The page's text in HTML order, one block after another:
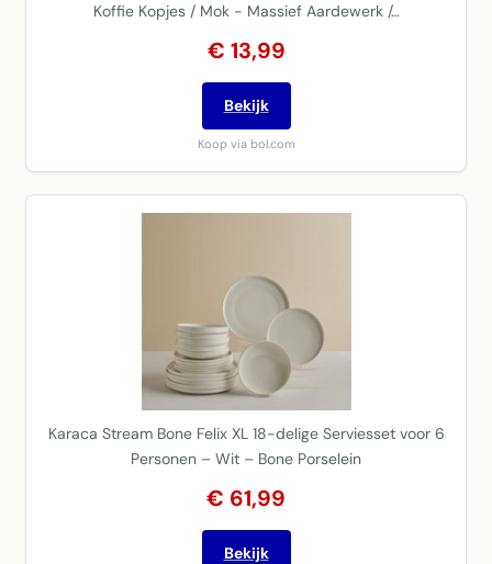
Koffie Kopjes / Mok - Massief Aardewerk /…
€ 13,99
Bekijk
Koop via bol.com
Karaca Stream Bone Felix XL 18-delige Serviesset voor 6
Personen – Wit – Bone Porselein
€ 61,99
Bekijk